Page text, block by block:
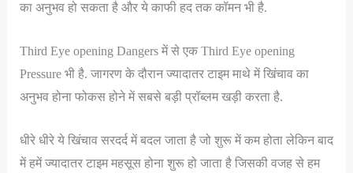
का अनुभव हो सकता है और ये काफी हद तक कॉमन भी है.
Third Eye opening Dangers में से एक Third Eye opening
Pressure भी है. जागरण के दौरान ज्यादातर टाइम माथे में खिंचाव का
अनुभव होना फोकस होने में सबसे बड़ी प्रॉब्लम खड़ी करता है.
धीरे धीरे ये खिंचाव सरदर्द में बदल जाता है जो शुरू में कम होता लेकिन बाद
में हमें ज्यादातर टाइम महसूस होना शुरू हो जाता है जिसकी वजह से हम